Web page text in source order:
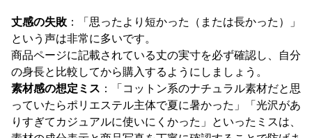
丈感の失敗 ：「思ったより短かった（または長かった）」
という声は非常に多いです。
商品ページに記載されている丈の実寸を必ず確認し、自分
の身長と比較してから購入するようにしましょう。
素材感の想定ミス ：「コットン系のナチュラル素材だと思
っていたらポリエステル主体で夏に暑かった」「光沢があ
りすぎてカジュアルに使いにくかった」といったミスは、